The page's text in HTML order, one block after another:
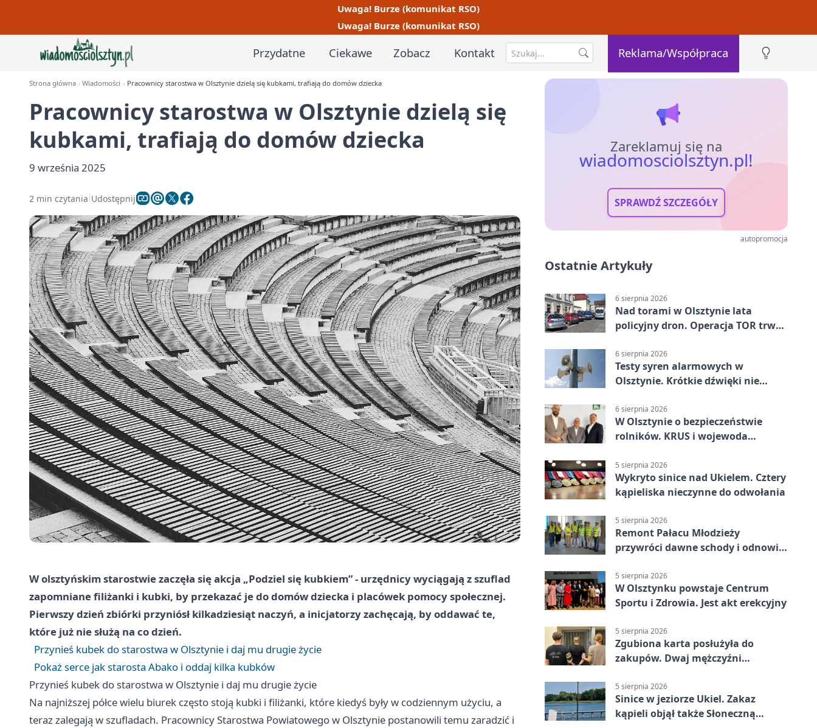
Uwaga! Burze (komunikat RSO)
Uwaga! Burze (komunikat RSO)
Przydatne Ciekawe Zobacz Kontakt Reklama/Współpraca
Strona główna Wiadomości Pracownicy starostwa w Olsztynie dzielą się kubkami, trafiają do domów dziecka
Pracownicy starostwa w Olsztynie dzielą się
kubkami, trafiają do domów dziecka
9 września 2025
2 min czytania Udostępnij
W olsztyńskim starostwie zaczęła się akcja „Podziel się kubkiem” - urzędnicy wyciągają z szuflad
zapomniane filiżanki i kubki, by przekazać je do domów dziecka i placówek pomocy społecznej.
Pierwszy dzień zbiórki przyniósł kilkadziesiąt naczyń, a inicjatorzy zachęcają, by oddawać te,
które już nie służą na co dzień.
Przynieś kubek do starostwa w Olsztynie i daj mu drugie życie
Pokaż serce jak starosta Abako i oddaj kilka kubków
Przynieś kubek do starostwa w Olsztynie i daj mu drugie życie
Na najniższej półce wielu biurek często stoją kubki i filiżanki, które kiedyś były w codziennym użyciu, a
teraz zalegają w szufladach. Pracownicy Starostwa Powiatowego w Olsztynie postanowili temu zaradzić i
Zareklamuj się na
wiadomosciolsztyn.pl!
SPRAWDŹ SZCZEGÓŁY
autopromocja
Ostatnie Artykuły
6 sierpnia 2026
Nad torami w Olsztynie lata
policyjny dron. Operacja TOR trwa
6 sierpnia 2026
Testy syren alarmowych w
Olsztynie. Krótkie dźwięki nie
6 sierpnia 2026
W Olsztynie o bezpieczeństwie
rolników. KRUS i wojewoda
5 sierpnia 2026
Wykryto sinice nad Ukielem. Cztery
kąpieliska nieczynne do odwołania
5 sierpnia 2026
Remont Pałacu Młodzieży
przywróci dawne schody i odnowi
5 sierpnia 2026
W Olsztynku powstaje Centrum
Sportu i Zdrowia. Jest akt erekcyjny
5 sierpnia 2026
Zgubiona karta posłużyła do
zakupów. Dwaj mężczyźni
5 sierpnia 2026
Sinice w jeziorze Ukiel. Zakaz
kąpieli objął także Słoneczną